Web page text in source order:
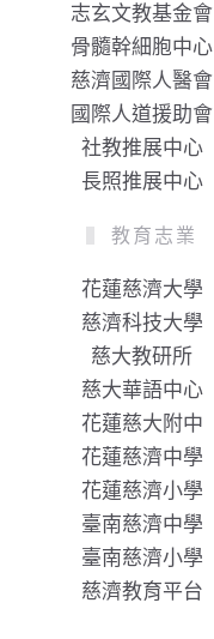
志玄文教基金會
骨髓幹細胞中心
慈濟國際人醫會
國際人道援助會
社教推展中心
長照推展中心
教育志業
花蓮慈濟大學
慈濟科技大學
慈大教研所
慈大華語中心
花蓮慈大附中
花蓮慈濟中學
花蓮慈濟小學
臺南慈濟中學
臺南慈濟小學
慈濟教育平台